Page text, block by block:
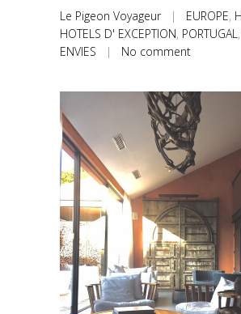
Le Pigeon Voyageur| EUROPE,
HOTELS D' EXCEPTION, PORTUGAL,
ENVIES | No comment